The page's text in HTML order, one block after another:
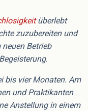
überlebt
zuzubereiten und
Betrieb
.
bis vier Monaten. Am
und Praktikanten
Anstellung in einem